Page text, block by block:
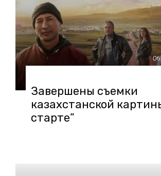
Завершены съемки
казахстанской
старте”